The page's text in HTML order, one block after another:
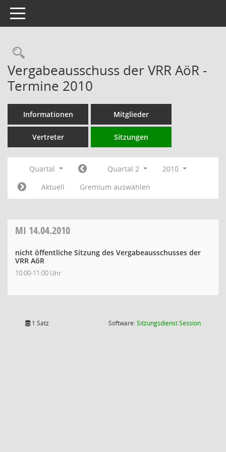
Toggle navigation
Rechercheauswahl
Vergabeausschuss der VRR AöR -
Termine 2010
Informationen Mitglieder
Vertreter Sitzungen
Quartal Quartal 2
2010
Aktuell
Gremium auswählen
MI 14.04.2010
nicht öffentliche Sitzung des Vergabeausschusses der
VRR AöR
10:00-11:00 Uhr
1 Satz Software:SitzungsdienstSession(Wird in